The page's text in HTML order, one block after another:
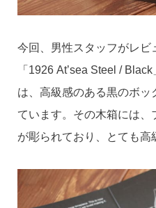
今回、男性スタッフがレビ
「1926 At’sea Steel /
は、高級感のある黒のボ
ています。その木箱には、
が彫られており、とても高